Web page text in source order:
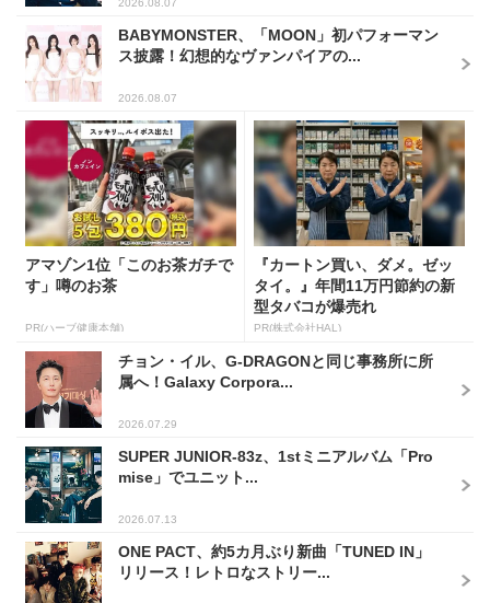
BABYMONSTER、「MOON」初パフォーマン
ス披露！幻想的なヴァンパイアの...
2026.08.07
アマゾン1位「このお茶ガチで
す」噂のお茶
PR(ハーブ健康本舗)
『カートン買い、ダメ。ゼッ
タイ。』年間11万円節約の新
型タバコが爆売れ
PR(株式会社HAL)
チョン・イル、G-DRAGONと同じ事務所に所
属へ！Galaxy Corpora...
2026.07.29
SUPER JUNIOR-83z、1stミニアルバム「Pro
mise」でユニット...
2026.07.13
ONE PACT、約5カ月ぶり新曲「TUNED IN」
リリース！レトロなストリー...